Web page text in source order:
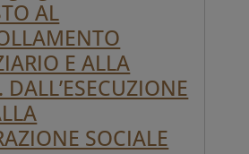
AL
E ALLA
DALL’ESECUZIONE
SOCIALE